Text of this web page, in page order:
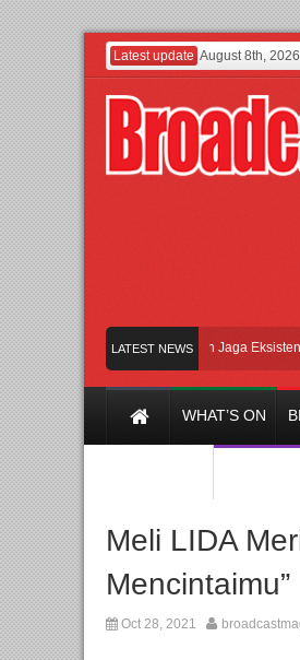
Latest update August 8th,
LATEST NEWS
Lenny Ivylen: 26 Tahun Jaga Eksistensi di
WHAT’S ON
Meli LIDA
Mencintaimu”
Oct 28, 2021